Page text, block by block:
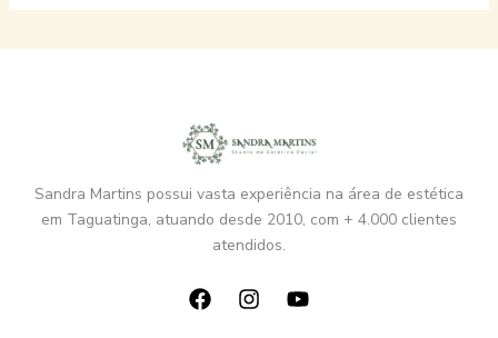
Sandra Martins possui vasta experiência na área de estética
em Taguatinga, atuando desde 2010, com + 4.000 clientes
atendidos.